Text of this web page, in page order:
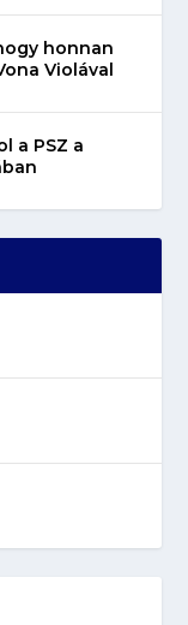
honnan
Violával
a PSZ a